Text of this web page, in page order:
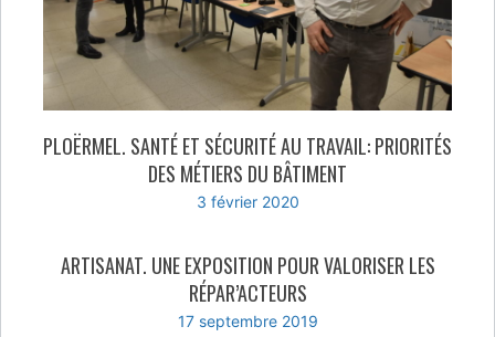
PLOËRMEL. SANTÉ ET SÉCURITÉ AU TRAVAIL: PRIORITÉS
DES MÉTIERS DU BÂTIMENT
3 février 2020
ARTISANAT. UNE EXPOSITION POUR VALORISER LES
RÉPAR’ACTEURS
17 septembre 2019